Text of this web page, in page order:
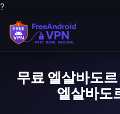
?
무료 엘살바도
엘살바도